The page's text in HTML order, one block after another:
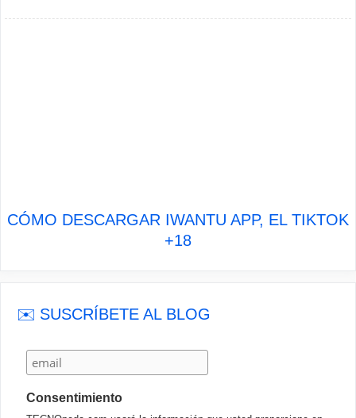
CÓMO DESCARGAR IWANTU APP, EL TIKTOK
+18
✉️ SUSCRÍBETE AL BLOG
Consentimiento